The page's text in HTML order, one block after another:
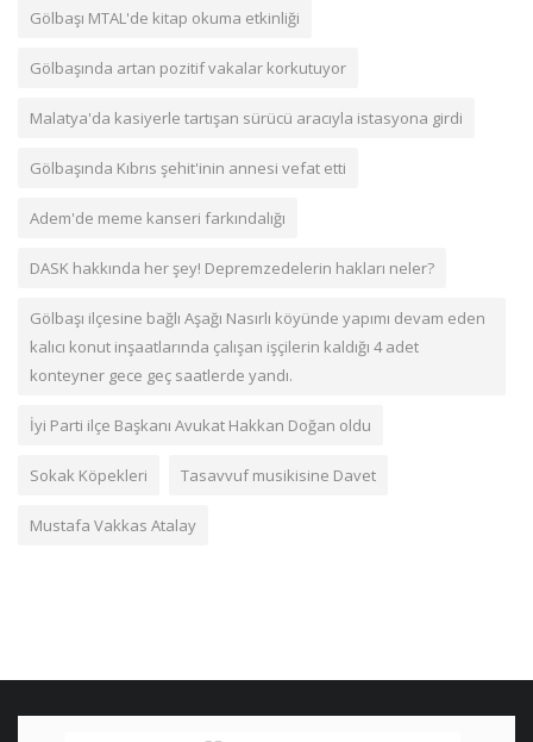
Gölbaşı MTAL'de kitap okuma etkinliği
Gölbaşında artan pozitif vakalar korkutuyor
Malatya'da kasiyerle tartışan sürücü aracıyla istasyona girdi
Gölbaşında Kıbrıs şehit'inin annesi vefat etti
Adem'de meme kanseri farkındalığı
DASK hakkında her şey! Depremzedelerin hakları neler?
Gölbaşı ilçesine bağlı Aşağı Nasırlı köyünde yapımı devam eden
kalıcı konut inşaatlarında çalışan işçilerin kaldığı 4 adet
konteyner gece geç saatlerde yandı.
İyi Parti ilçe Başkanı Avukat Hakkan Doğan oldu
Sokak Köpekleri Tasavvuf musikisine Davet
Mustafa Vakkas Atalay